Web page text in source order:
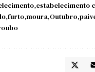
estabelecimento
furto moura Outubro